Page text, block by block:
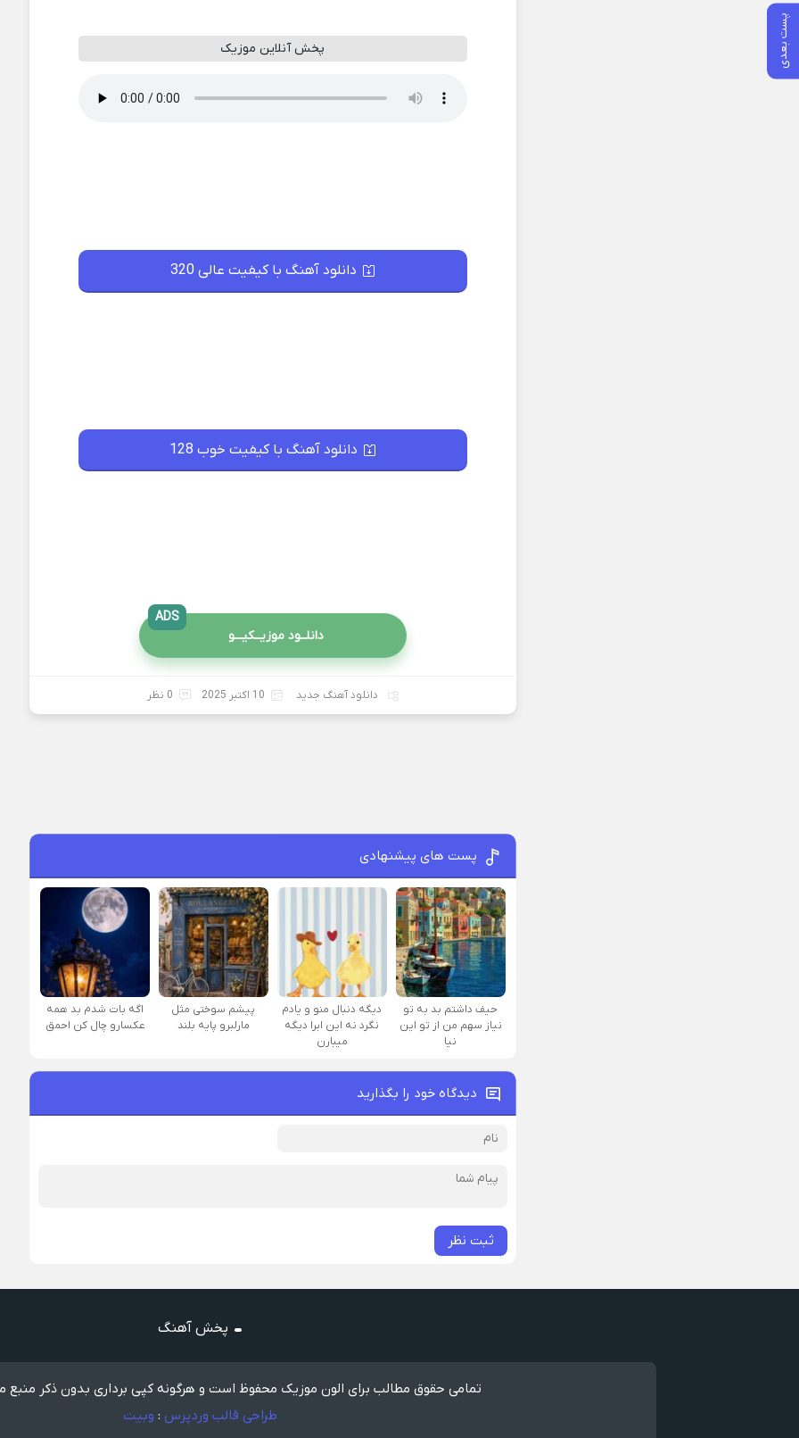
پست بعدی پخش آنلاین موزیک
دانلود آهنگ با کیفیت عالی 320
دانلود آهنگ با کیفیت خوب 128
دانلــود موزیــکیـــو
ADS
دانلود آهنگ جدید 10 اکتبر 2025 0 نظر
پست های پیشنهادی
حیف داشتم بد به تو
نیاز سهم من از تو این
نیا
دیگه دنبال منو و یادم
نگرد نه این ابرا دیگه
میبارن
پیشم سوختی مثل
مارلبرو پایه بلند
اگه بات شدم بد همه
عکسارو چال کن احمق
دیدگاه خود را بگذارید
ثبت نظر
پخش آهنگ
تمامی حقوق مطالب برای الون موزیک محفوظ است و هرگونه کپی برداری بدون ذکر منبع
طراحی قالب وردپرس : وبیت